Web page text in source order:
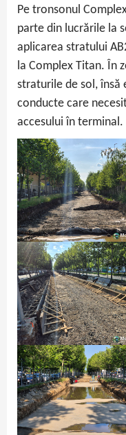
Pe tronsonul
parte din lucrările la
aplicarea stratului
la Complex Titan. În
straturile de sol, însă
conducte care
accesului în terminal.